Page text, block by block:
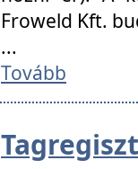
Froweld Kft.
...
Tovább